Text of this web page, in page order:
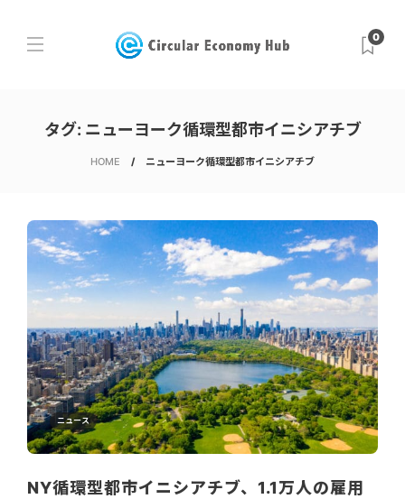
0
タグ: ニューヨーク循環型都市イニシアチブ
HOME ニューヨーク循環型都市イニシアチブ
ニュース
NY循環型都市イニシアチブ、1.1万人の雇用